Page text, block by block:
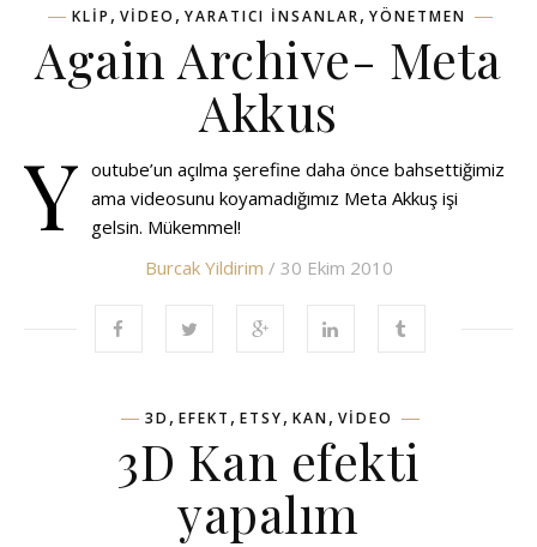
KLIP , VIDEO , YARATICI INSANLAR, YÖNETMEN
Again Archive- Meta
Akkus
Y outube’un açılma şerefine daha önce bahsettiğimiz
ama videosunu koyamadığımız Meta Akkuş işi
gelsin. Mükemmel!
Burcak Yildirim / 30 Ekim 2010
3D , EFEKT , ETSY, KAN, VIDEO
3D Kan efekti
yapalım